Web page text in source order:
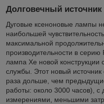
Долговечный источник
Дуговые ксеноновые лампы
наибольшей
максимальной
производительности в серию
лампа Xe новой конструкции
службы. Этот новый источник
раза дольше, чем
работы: около 3000 часов),
измерениями, меньшими